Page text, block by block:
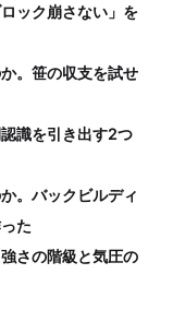
ック崩さない」を
。笹の収支を試せ
識を引き出す2つ
。バックビルディ
た
さの階級と気圧の